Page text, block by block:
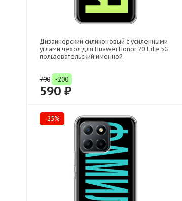
Дизайнерский силиконовый с усиленными
углами чехол для Huawei Honor 70 Lite 5G
пользовательский именной
790 -200
590 ₽
-25%